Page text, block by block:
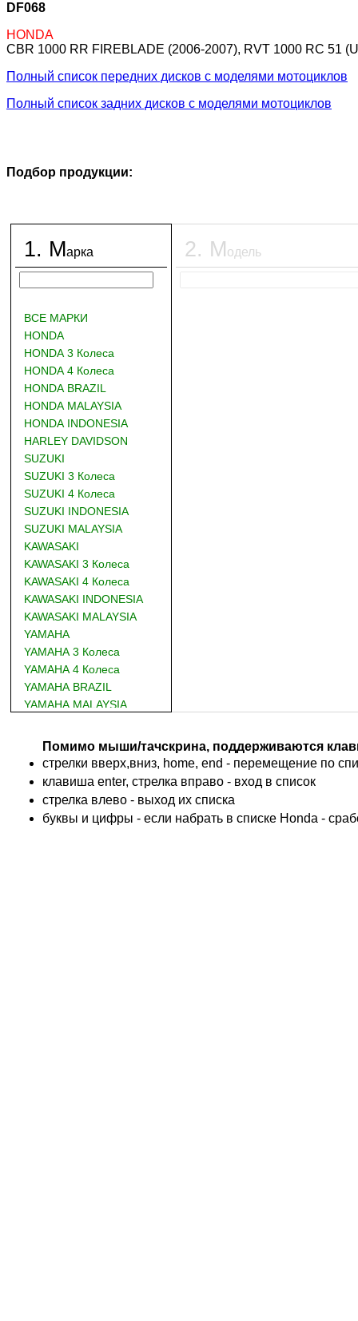
DF068
HONDA
CBR 1000 RR FIREBLADE (2006-2007), RVT 1000 RC 51
Полный список передних дисков с моделями мотоциклов
Полный список задних дисков с моделями мотоциклов
Подбор продукции:
1. Марка
ВСЕ МАРКИ
HONDA
HONDA 3 Колеса
HONDA 4 Колеса
HONDA BRAZIL
HONDA MALAYSIA
HONDA INDONESIA
HARLEY DAVIDSON
SUZUKI
SUZUKI 3 Колеса
SUZUKI 4 Колеса
SUZUKI INDONESIA
SUZUKI MALAYSIA
KAWASAKI
KAWASAKI 3 Колеса
KAWASAKI 4 Колеса
KAWASAKI INDONESIA
KAWASAKI MALAYSIA
YAMAHA
YAMAHA 3 Колеса
YAMAHA 4 Колеса
YAMAHA BRAZIL
YAMAHA MALAYSIA
BMW
ADIVA
ADLY
2. Модель
Помимо мыши/тачскрина, поддерживаются
стрелки вверх,вниз, home, end - перемещение по
клавиша enter, стрелка вправо - вход в список
cтрелка влево - выход их списка
буквы и цифры - если набрать в списке Honda -